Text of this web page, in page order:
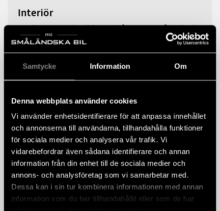
Samtycke Information Om
Denna webbplats använder cookies
Vi använder enhetsidentifierare för att anpassa innehållet
och annonserna till användarna, tillhandahålla funktioner
för sociala medier och analysera vår trafik. Vi
vidarebefordrar även sådana identifierare och annan
information från din enhet till de sociala medier och
annons- och analysföretag som vi samarbetar med.
Dessa kan i sin tur kombinera informationen med annan
information som du har tillhandahållit eller som de har
Interiör
Interiören iMercedes elbilEQB är både lyxig och tålig. Bilen har
aluminiumdetaljer och luftventiler som ser ut som turbiner,
vilket ger den en känsla av att klara terräng. Det finns gott om
skärm för förarinformation. EQB är en pålitlig följeslagare redo
att ta dig vart du vill.